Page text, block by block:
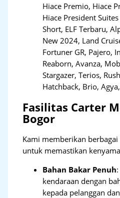
Hiace Premio, Hiace
Hiace President Suites
Short, ELF Terbaru,
New 2024, Land
Fortuner GR, Pajero,
Reaborn, Avanza,
Stargazer, Terios,
Hatchback, Brio,
Fasilitas Carter
Bogor
Kami memberikan
untuk memastikan
Bahan Bakar Penuh
kendaraan dengan
kepada pelanggan